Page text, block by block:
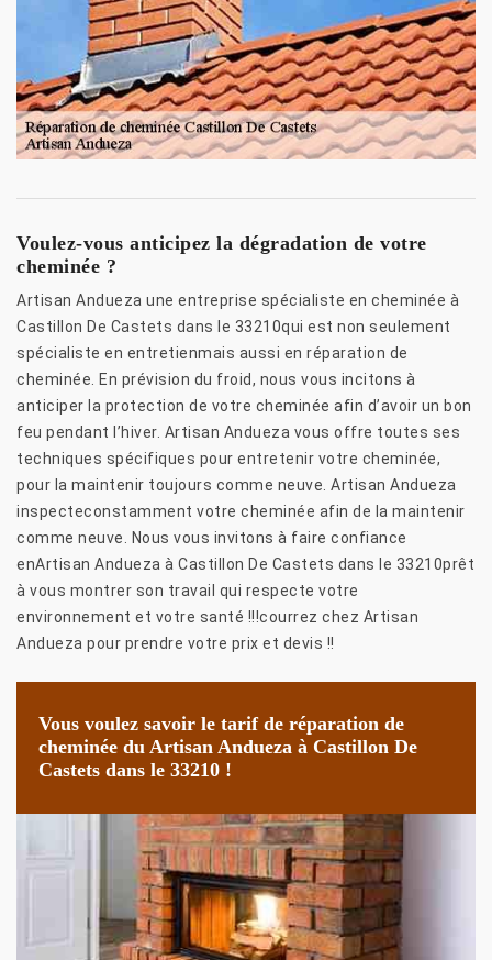
Voulez-vous anticipez la dégradation de votre
cheminée ?
Artisan Andueza une entreprise spécialiste en cheminée à
Castillon De Castets dans le 33210qui est non seulement
spécialiste en entretienmais aussi en réparation de
cheminée. En prévision du froid, nous vous incitons à
anticiper la protection de votre cheminée afin d’avoir un bon
feu pendant l’hiver. Artisan Andueza vous offre toutes ses
techniques spécifiques pour entretenir votre cheminée,
pour la maintenir toujours comme neuve. Artisan Andueza
inspecteconstamment votre cheminée afin de la maintenir
comme neuve. Nous vous invitons à faire confiance
enArtisan Andueza à Castillon De Castets dans le 33210prêt
à vous montrer son travail qui respecte votre
environnement et votre santé !!!courrez chez Artisan
Andueza pour prendre votre prix et devis !!
Vous voulez savoir le tarif de réparation de
cheminée du Artisan Andueza à Castillon De
Castets dans le 33210 !